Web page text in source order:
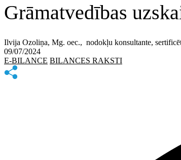
Grāmatvedības
Ilvija Ozoliņa, Mg. oec., nodokļu konsultante,
09/07/2024
E-BILANCE BILANCES RAKSTI